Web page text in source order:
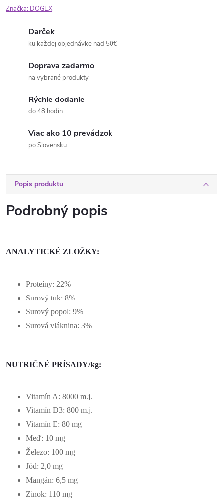
Značka: DOGEX
Darček
ku každej objednávke nad 50€
Doprava zadarmo
na vybrané produkty
Rýchle dodanie
do 48 hodín
Viac ako 10 prevádzok
po Slovensku
Popis produktu
Podrobný popis
ANALYTICKÉ ZLOŽKY:
Proteíny: 22%
Surový tuk: 8%
Surový popol: 9%
Surová vláknina: 3%
NUTRIČNÉ PRÍSADY/kg:
Vitamín A: 8000 m.j.
Vitamín D3: 800 m.j.
Vitamín E: 80 mg
Meď: 10 mg
Železo: 100 mg
Jód: 2,0 mg
Mangán: 6,5 mg
Zinok: 110 mg